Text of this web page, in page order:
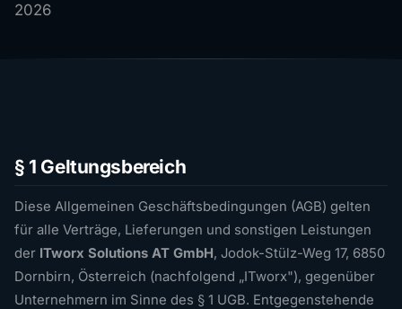
2026
§ 1 Geltungsbereich
Diese Allgemeinen Geschäftsbedingungen (AGB) gelten
für alle Verträge, Lieferungen und sonstigen Leistungen
der ITworx Solutions AT GmbH, Jodok-Stülz-Weg 17, 6850
Dornbirn, Österreich (nachfolgend „ITworx"), gegenüber
Unternehmern im Sinne des § 1 UGB. Entgegenstehende